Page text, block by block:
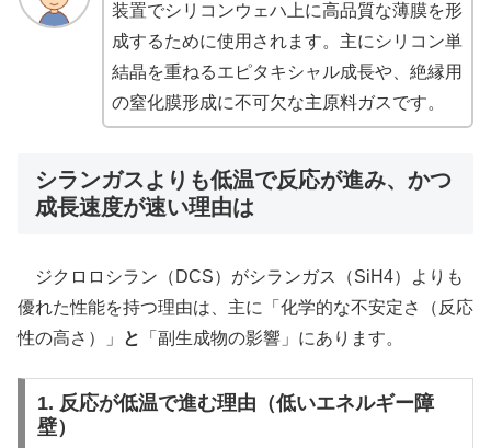
装置でシリコンウェハ上に高品質な薄膜を形
成するために使用されます。主にシリコン単
結晶を重ねるエピタキシャル成長や、絶縁用
の窒化膜形成に不可欠な主原料ガスです。
シランガスよりも低温で反応が進み、かつ
成長速度が速い理由は
ジクロロシラン（DCS）がシランガス（SiH4）よりも
優れた性能を持つ理由は、主に「化学的な不安定さ（反応
性の高さ）」
と 「副生成物の影響」にあります。
1. 反応が低温で進む理由（低いエネルギー障
壁）